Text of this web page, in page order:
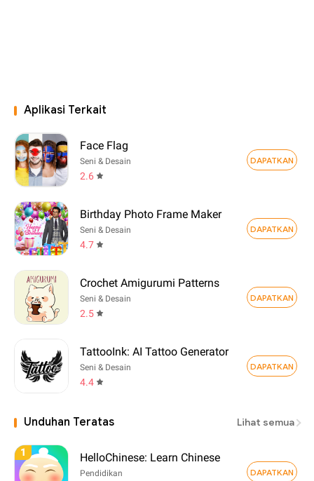
Aplikasi Terkait
Face Flag
Seni & Desain
2.6
DAPATKAN
Birthday Photo Frame Maker
Seni & Desain
4.7
DAPATKAN
Crochet Amigurumi Patterns
Seni & Desain
2.5
DAPATKAN
TattooInk: AI Tattoo Generator
Seni & Desain
4.4
DAPATKAN
Unduhan Teratas Lihat semua
1 HelloChinese: Learn Chinese
Pendidikan DAPATKAN